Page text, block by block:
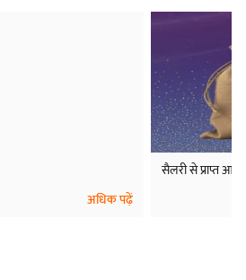
अधिक पढ़ें
सैलरी से प्राप्त आय